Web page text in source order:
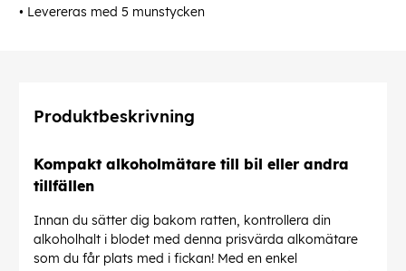
• Levereras med 5 munstycken
Produktbeskrivning
Kompakt alkoholmätare till bil eller andra
tillfällen
Innan du sätter dig bakom ratten, kontrollera din
alkoholhalt i blodet med denna prisvärda alkomätare
som du får plats med i fickan! Med en enkel